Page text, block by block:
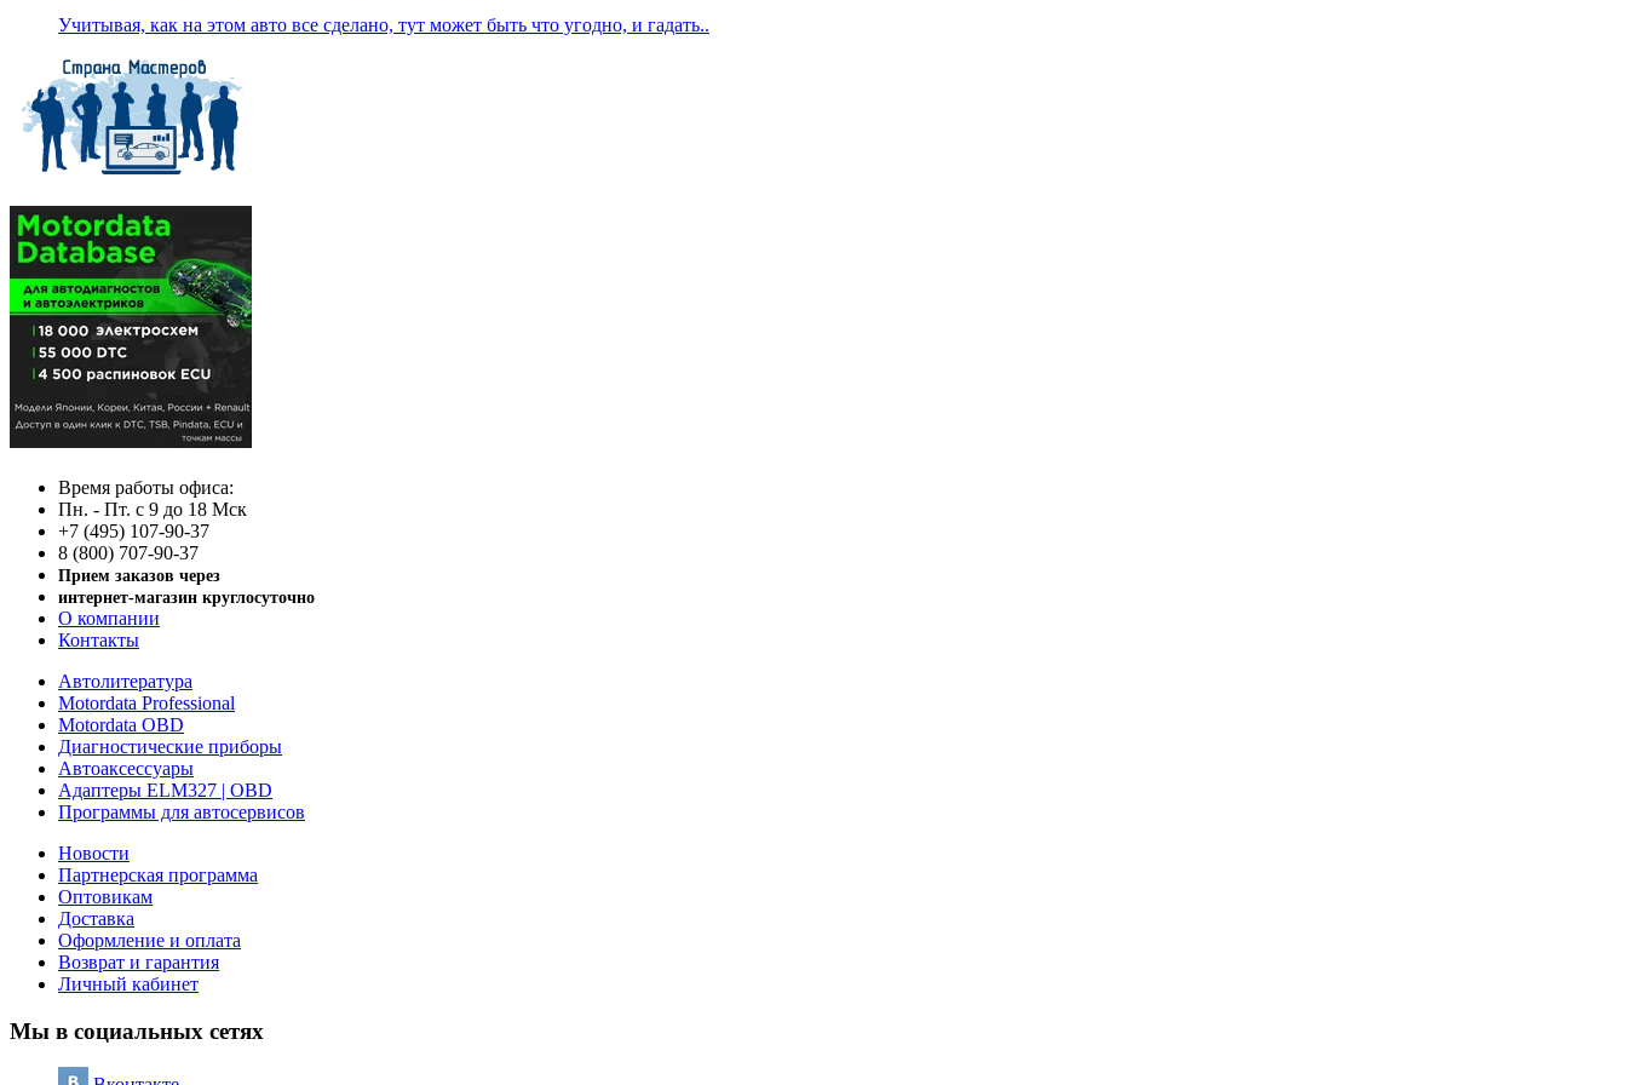
Учитывая, как на этом авто все сделано, тут может быть что угодно, и гадать..
Время работы офиса:
Пн. - Пт. с 9 до 18 Мск
+7 (495) 107-90-37
8 (800) 707-90-37
Прием заказов через
интернет-магазин круглосуточно
О компании
Контакты
Автолитература
Motordata Professional
Motordata OBD
Диагностические приборы
Автоаксессуары
Адаптеры ELM327 | OBD
Программы для автосервисов
Новости
Партнерская программа
Оптовикам
Доставка
Оформление и оплата
Возврат и гарантия
Личный кабинет
Мы в социальных сетях